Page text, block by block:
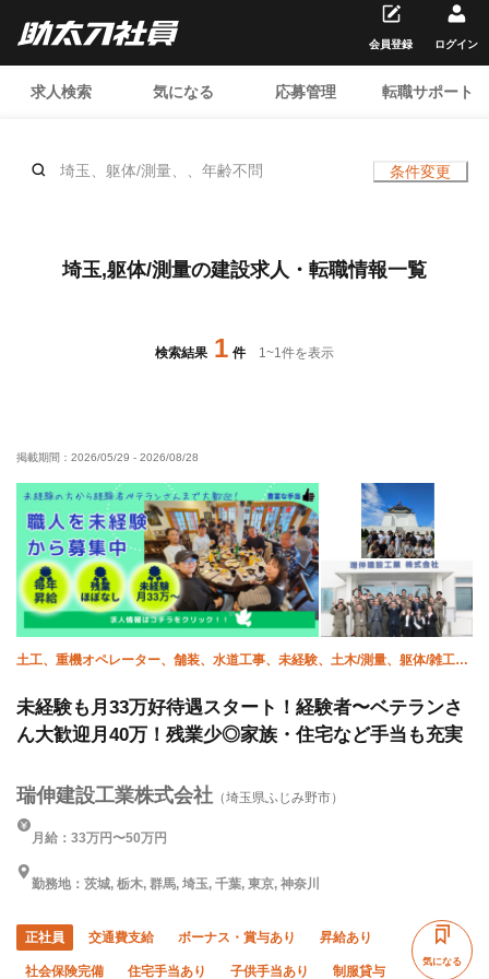
求人検索 気になる 応募管理 転職サポート
会員登録 ログイン
埼玉、躯体/測量、、年齢不問 条件変更
埼玉,躯体/測量の建設求人・転職情報一覧
検索結果 1 件 1~1件を表示
掲載期間： 2026/05/29 - 2026/08/28
土工、重機オペレーター、舗装、水道工事、未経験、土木/測量、躯体/雑工、
未経験も月33万好待遇スタート！経験者〜ベテランさ
ん大歓迎月40万！残業少◎家族・住宅など手当も充実
瑞伸建設工業株式会社 （埼玉県ふじみ野市）
月給：33万円〜50万円
勤務地：茨城, 栃木, 群馬, 埼玉, 千葉, 東京, 神奈川
正社員 交通費支給 ボーナス・賞与あり 昇給あり
社会保険完備 住宅手当あり 子供手当あり 制服貸与
気になる